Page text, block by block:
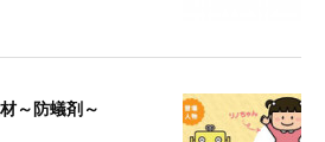
～防蟻剤～